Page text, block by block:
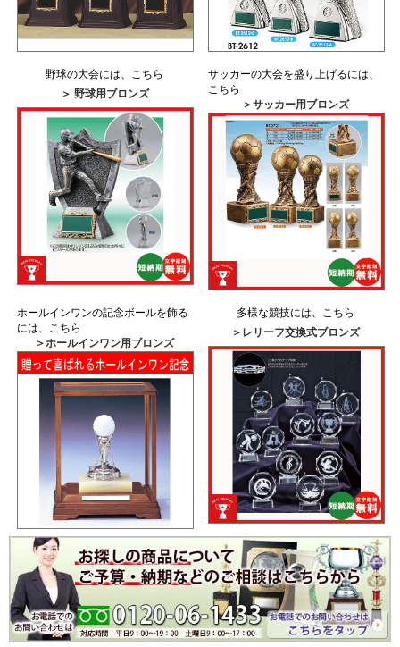
野球の大会には、こちら
＞ 野球用ブロンズ
サッカーの大会を盛り上げるには、
こちら
＞サッカー用ブロンズ
ホールインワンの記念ボールを飾る
には、こちら
＞ホールインワン用ブロンズ
多様な競技には、こちら
＞レリーフ交換式ブロンズ